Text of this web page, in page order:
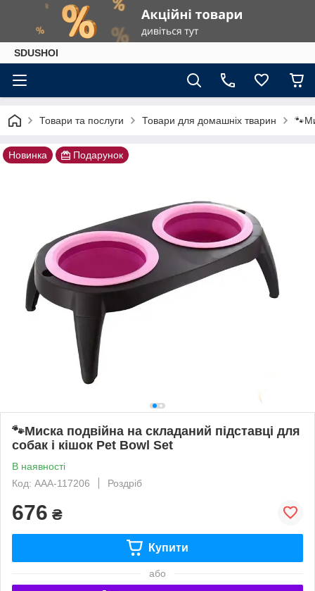
SDUSHOI
Товари та послуги Товари для домашніх тварин
Новинка Подарунок
🐾Миска подвійна на складаний підставці для
собак і кішок Pet Bowl Set
В наявності
Код: AAA-117206
Роздріб
676 ₴
Купити
або